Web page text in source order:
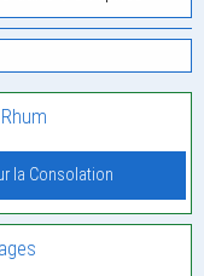
la Consolation